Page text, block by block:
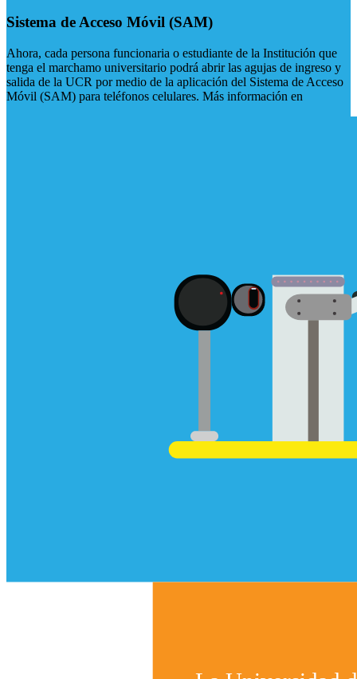
Sistema de Acceso Móvil (SAM)
Ahora, cada persona funcionaria o estudiante de la Institución que
tenga el marchamo universitario podrá abrir las agujas de ingreso y
salida de la UCR por medio de la aplicación del Sistema de Acceso
Móvil (SAM) para teléfonos celulares. Más información en